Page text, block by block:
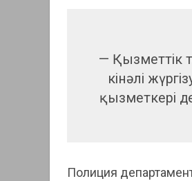
— Қызметтік
кінәлі
қызметкері
Полиция